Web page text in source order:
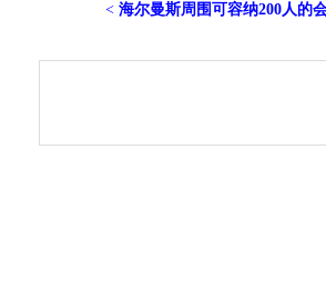
< 海尔曼斯周围可容纳200人的